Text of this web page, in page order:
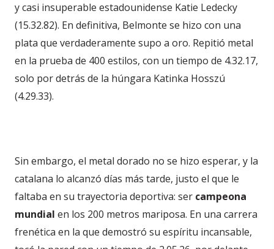
y casi insuperable estadounidense Katie Ledecky
(15.32.82). En definitiva, Belmonte se hizo con una
plata que verdaderamente supo a oro. Repitió metal
en la prueba de 400 estilos, con un tiempo de 4.32.17,
solo por detrás de la húngara Katinka Hosszú
(4.29.33).
Sin embargo, el metal dorado no se hizo esperar, y la
catalana lo alcanzó días más tarde, justo el que le
faltaba en su trayectoria deportiva: ser campeona
mundial en los 200 metros mariposa. En una carrera
frenética en la que demostró su espíritu incansable,